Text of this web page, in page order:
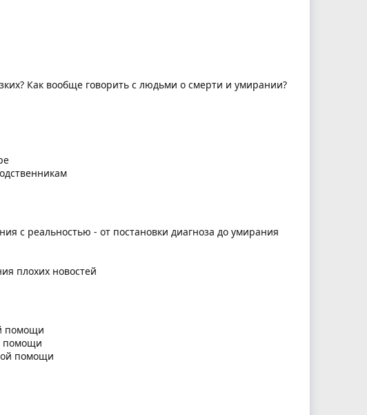
Как вообще говорить с людьми о смерти и умирании?
с реальностью - от постановки диагноза до умирания
плохих новостей
помощи
помощи
помощи